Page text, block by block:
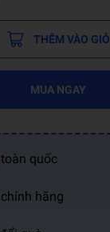
THÊM VÀO GIỎ
MUA NGAY
quốc
hãng